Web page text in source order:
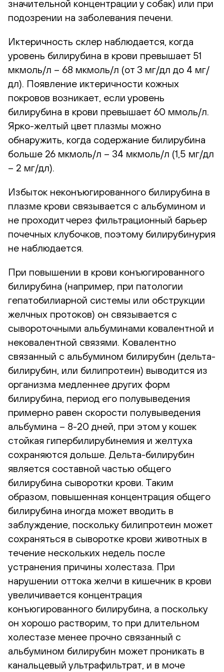
значительной концентрации у собак) или при
подозрении на заболевания печени.
Иктеричность склер наблюдается, когда
уровень билирубина в крови превышает 51
мкмоль/л – 68 мкмоль/л (от 3 мг/дл до 4 мг/
дл). Появление иктеричности кожных
покровов возникает, если уровень
билирубина в крови превышает 60 ммоль/л.
Ярко-желтый цвет плазмы можно
обнаружить, когда содержание билирубина
больше 26 мкмоль/л – 34 мкмоль/л (1,5 мг/дл
– 2 мг/дл).
Избыток неконъюгированного билирубина в
плазме крови связывается с альбумином и
не проходит через фильтрационный барьер
почечных клубочков, поэтому билирубинурия
не наблюдается.
При повышении в крови конъюгированного
билирубина (например, при патологии
гепатобилиарной системы или обструкции
желчных протоков) он связывается с
сывороточными альбуминами ковалентной и
нековалентной связями. Ковалентно
связанный с альбумином билирубин (дельта-
билирубин, или билипротеин) выводится из
организма медленнее других форм
билирубина, период его полувыведения
примерно равен скорости полувыведения
альбумина – 8-20 дней, при этом у кошек
стойкая гипербилирубинемия и желтуха
сохраняются дольше. Дельта-билирубин
является составной частью общего
билирубина сыворотки крови. Таким
образом, повышенная концентрация общего
билирубина иногда может вводить в
заблуждение, поскольку билипротеин может
сохраняться в сыворотке крови животных в
течение нескольких недель после
устранения причины холестаза. При
нарушении оттока желчи в кишечник в крови
увеличивается концентрация
конъюгированного билирубина, а поскольку
он хорошо растворим, то при длительном
холестазе менее прочно связанный с
альбумином билирубин может проникать в
канальцевый ультрафильтрат, и в моче